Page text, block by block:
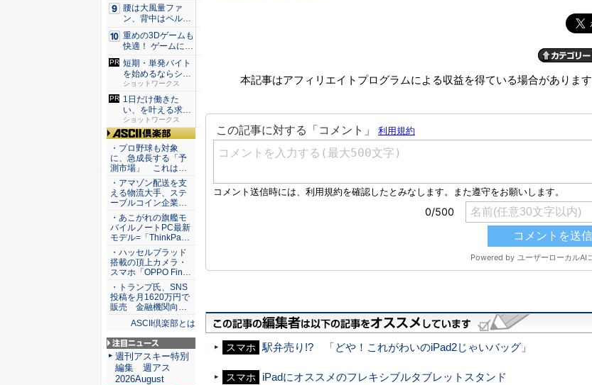
本記事はアフィリエイトプログラムによる収益を得ている場合があります
スマホ 駅弁売り!? 「どや！これがわいのiPad2じゃいバッグ」
スマホ iPadにオススメのフレキシブルタブレットスタンド
腰は大風量ファ
ン、背中はペルチ
ェ冷却。ダ...
重めの3Dゲームも
快適！ ゲームに強
いH...
短期・単発バイト
を始めるならショ
ットワー...
ショットワークス
1日だけ働きた
い、を叶える求人
サイト
ショットワークス
ASCII倶楽部
・プロ野球も対象
に、急成長する「予
測市場」 これは…
・アマゾン配送を支
える物流大手、ステ
ーブルコイン企業…
・あこがれの旗艦モ
バイルノートPC最新
モデル=「ThinkPa…
・ハッセルブラッド
搭載の頂上カメラ・
スマホ「OPPO Fin…
・トランプ氏、SNS
投稿を月1620万円で
販売 金融機関向…
ASCII倶楽部とは
注目ニュース
週刊アスキー特別
編集 週アス
2026August